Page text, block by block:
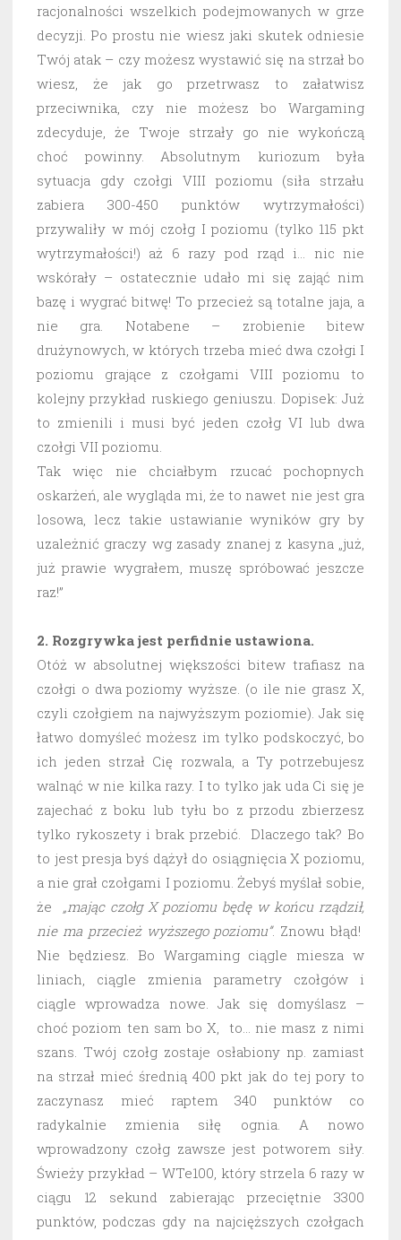
racjonalności wszelkich podejmowanych w grze
decyzji. Po prostu nie wiesz jaki skutek odniesie
Twój atak – czy możesz wystawić się na strzał bo
wiesz, że jak go przetrwasz to załatwisz
przeciwnika, czy nie możesz bo Wargaming
zdecyduje, że Twoje strzały go nie wykończą
choć powinny. Absolutnym kuriozum była
sytuacja gdy czołgi VIII poziomu (siła strzału
zabiera 300-450 punktów wytrzymałości)
przywaliły w mój czołg I poziomu (tylko 115 pkt
wytrzymałości!) aż 6 razy pod rząd i… nic nie
wskórały – ostatecznie udało mi się zająć nim
bazę i wygrać bitwę! To przecież są totalne jaja, a
nie gra. Notabene – zrobienie bitew
drużynowych, w których trzeba mieć dwa czołgi I
poziomu grające z czołgami VIII poziomu to
kolejny przykład ruskiego geniuszu. Dopisek: Już
to zmienili i musi być jeden czołg VI lub dwa
czołgi VII poziomu.
Tak więc nie chciałbym rzucać pochopnych
oskarżeń, ale wygląda mi, że to nawet nie jest gra
losowa, lecz takie ustawianie wyników gry by
uzależnić graczy wg zasady znanej z kasyna „już,
już prawie wygrałem, muszę spróbować jeszcze
raz!”
2. Rozgrywka jest perfidnie ustawiona.
Otóż w absolutnej większości bitew trafiasz na
czołgi o dwa poziomy wyższe. (o ile nie grasz X,
czyli czołgiem na najwyższym poziomie). Jak się
łatwo domyśleć możesz im tylko podskoczyć, bo
ich jeden strzał Cię rozwala, a Ty potrzebujesz
walnąć w nie kilka razy. I to tylko jak uda Ci się je
zajechać z boku lub tyłu bo z przodu zbierzesz
tylko rykoszety i brak przebić. Dlaczego tak? Bo
to jest presja byś dążył do osiągnięcia X poziomu,
a nie grał czołgami I poziomu. Żebyś myślał sobie,
że „mając czołg X poziomu będę w końcu rządził,
nie ma przecież wyższego poziomu”. Znowu błąd!
Nie będziesz. Bo Wargaming ciągle miesza w
liniach, ciągle zmienia parametry czołgów i
ciągle wprowadza nowe. Jak się domyślasz –
choć poziom ten sam bo X, to… nie masz z nimi
szans. Twój czołg zostaje osłabiony np. zamiast
na strzał mieć średnią 400 pkt jak do tej pory to
zaczynasz mieć raptem 340 punktów co
radykalnie zmienia siłę ognia. A nowo
wprowadzony czołg zawsze jest potworem siły.
Świeży przykład – WTe100, który strzela 6 razy w
ciągu 12 sekund zabierając przeciętnie 3300
punktów, podczas gdy na najcięższych czołgach